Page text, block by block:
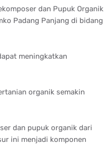
dan Pupuk Organik
Padang Panjang di bidang
meningkatkan
organik semakin
dan pupuk organik dari
ini menjadi komponen